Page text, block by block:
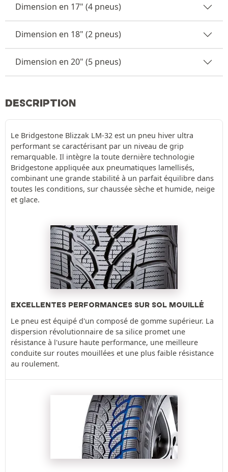
Dimension en 17" (4 pneus)
Dimension en 18" (2 pneus)
Dimension en 20" (5 pneus)
DESCRIPTION
Le Bridgestone Blizzak LM-32 est un pneu hiver ultra
performant se caractérisant par un niveau de grip
remarquable. Il intègre la toute dernière technologie
Bridgestone appliquée aux pneumatiques lamellisés,
combinant une grande stabilité à un parfait équilibre dans
toutes les conditions, sur chaussée sèche et humide, neige
et glace.
EXCELLENTES PERFORMANCES SUR SOL MOUILLÉ
Le pneu est équipé d'un composé de gomme supérieur. La
dispersion révolutionnaire de sa silice promet une
résistance à l'usure haute performance, une meilleure
conduite sur routes mouillées et une plus faible résistance
au roulement.